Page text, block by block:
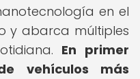
en el
y abarca múltiples
En primer
vehículos más